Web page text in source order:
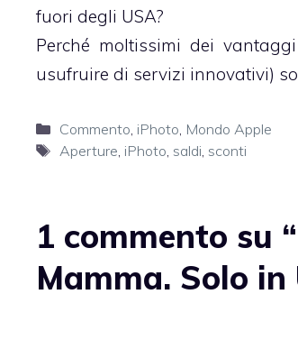
fuori degli USA?
Perché moltissimi dei
usufruire di servizi innovativi)
Categorie
Commento iPhoto Mondo Apple
Tag
Aperture iPhoto saldi sconti
1 commento su
Mamma. Solo in